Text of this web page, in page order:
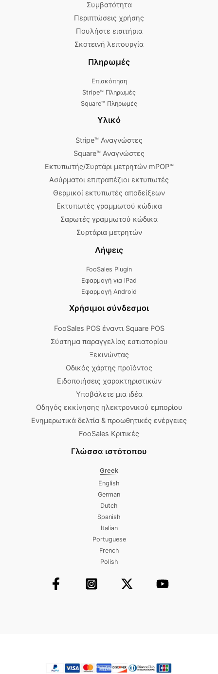
Συμβατότητα
Περιπτώσεις χρήσης
Πουλήστε εισιτήρια
Σκοτεινή λειτουργία
Πληρωμές
Επισκόπηση
Stripe™ Πληρωμές
Square™ Πληρωμές
Υλικό
Stripe™ Αναγνώστες
Square™ Αναγνώστες
Εκτυπωτής/Συρτάρι μετρητών mPOP™
Ασύρματοι επιτραπέζιοι εκτυπωτές
Θερμικοί εκτυπωτές αποδείξεων
Εκτυπωτές γραμμωτού κώδικα
Σαρωτές γραμμωτού κώδικα
Συρτάρια μετρητών
Λήψεις
FooSales Plugin
Εφαρμογή για iPad
Εφαρμογή Android
Χρήσιμοι σύνδεσμοι
FooSales POS έναντι Square POS
Σύστημα παραγγελίας εστιατορίου
Ξεκινώντας
Οδικός χάρτης προϊόντος
Ειδοποιήσεις χαρακτηριστικών
Υποβάλετε μια ιδέα
Οδηγός εκκίνησης ηλεκτρονικού εμπορίου
Ενημερωτικά δελτία & προωθητικές ενέργειες
FooSales Κριτικές
Γλώσσα ιστότοπου
Greek
English
German
Dutch
Spanish
Italian
Portuguese
French
Polish